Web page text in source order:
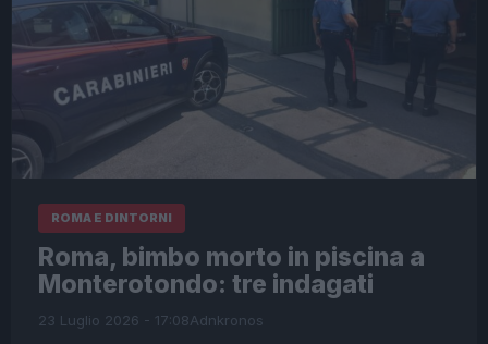
ROMA E DINTORNI
Roma, bimbo morto in piscina a
Monterotondo: tre indagati
23 Luglio 2026 - 17:08Adnkronos